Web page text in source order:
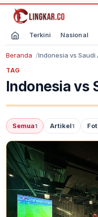
Terkini Nasional
Beranda Indonesia vs Saudi
TAG
Indonesia vs
Semua1 Artikel1